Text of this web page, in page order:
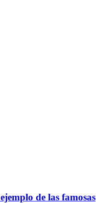
de las famosas